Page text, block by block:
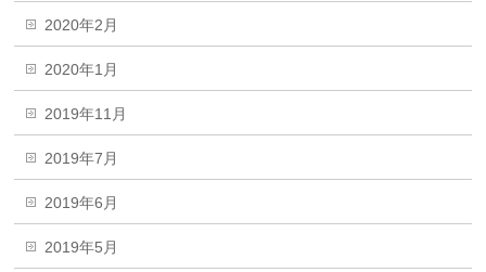
2020年2月
2020年1月
2019年11月
2019年7月
2019年6月
2019年5月